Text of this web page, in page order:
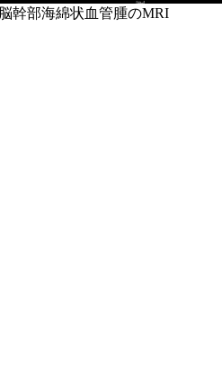
脳幹部海綿状血管腫のMRI